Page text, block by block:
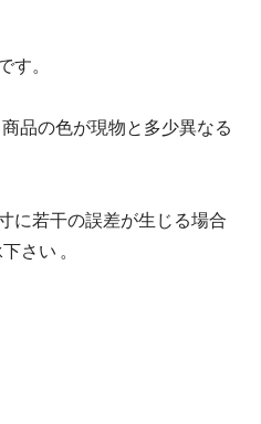
す。
品の色が現物と多少異なる
に若干の誤差が生じる場合
さい 。